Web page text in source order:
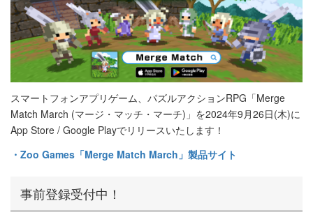
スマートフォンアプリゲーム、パズルアクションRPG「Merge
Match March (マージ・マッチ・マーチ)」を2024年9月26日(木)に
App Store / Google Playでリリースいたします！
・Zoo Games「Merge Match March」製品サイト
事前登録受付中！